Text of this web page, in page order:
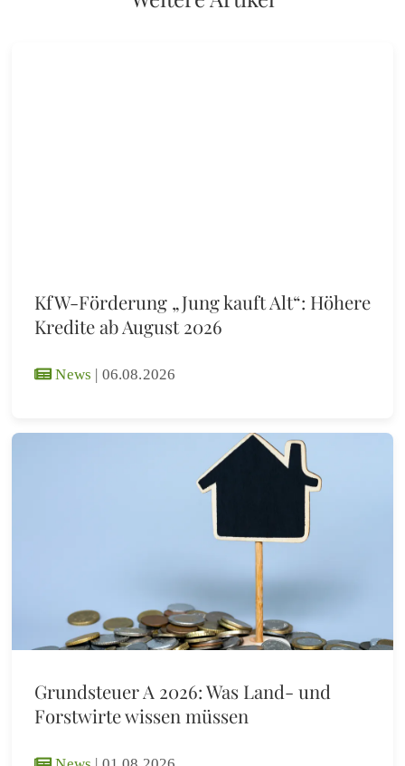
KfW-Förderung „Jung kauft Alt“: Höhere
Kredite ab August 2026
News | 06.08.2026
Grundsteuer A 2026: Was Land- und
Forstwirte wissen müssen